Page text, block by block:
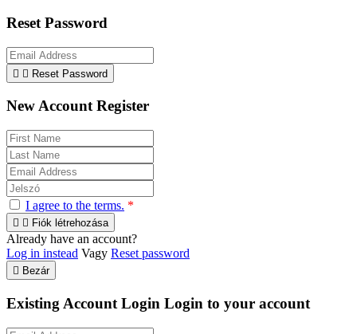
Reset Password
  Reset Password
New Account Register
I agree to the terms. *
  Fiók létrehozása
Already have an account?
Log in instead Vagy Reset password
 Bezár
Existing Account Login Login to your account